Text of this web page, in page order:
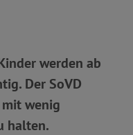
werden ab
Der SoVD
mit wenig
halten.